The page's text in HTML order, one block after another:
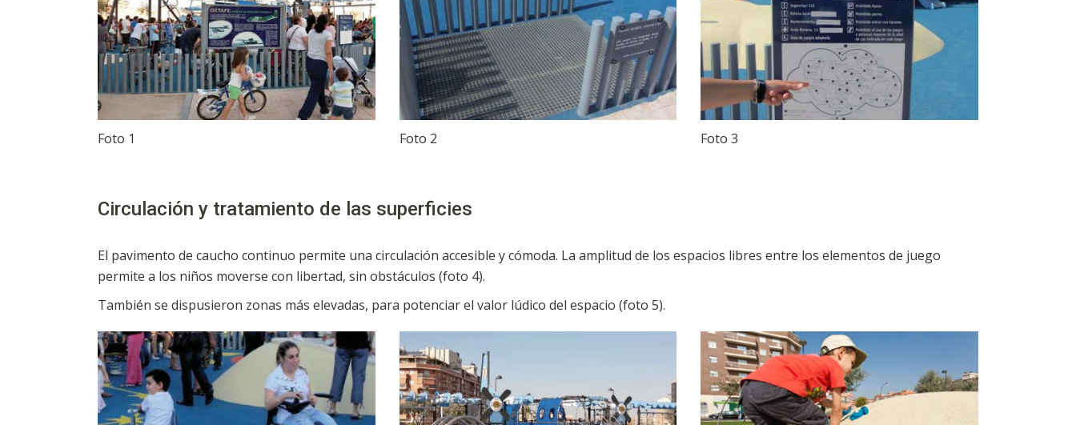
Foto 1 Foto 2 Foto 3
Circulación y tratamiento de las superficies
El pavimento de caucho continuo permite una circulación accesible y cómoda. La amplitud de los espacios libres entre los elementos de juego
permite a los niños moverse con libertad, sin obstáculos (foto 4).
También se dispusieron zonas más elevadas, para potenciar el valor lúdico del espacio (foto 5).